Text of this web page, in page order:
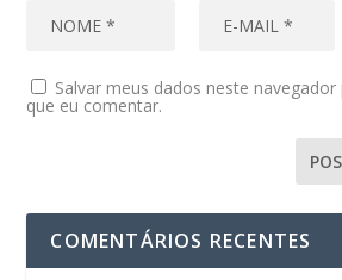
Salvar meus dados neste
que eu comentar.
COMENTÁRIOS RECENTES